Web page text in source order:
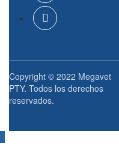
Copyright © 2022 Megavet
PTY. Todos los derechos
reservados.